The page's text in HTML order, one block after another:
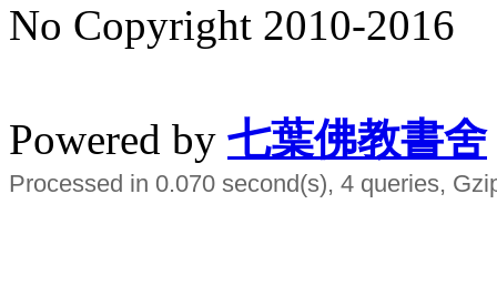
No Copyright 2010-2016
Powered by 七葉佛教書舍
Processed in 0.070 second(s), 4 queries,